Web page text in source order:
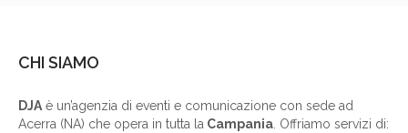
CHI SIAMO
DJA è un’agenzia di eventi e comunicazione con sede ad
Acerra (NA) che opera in tutta la Campania . Offriamo servizi di: